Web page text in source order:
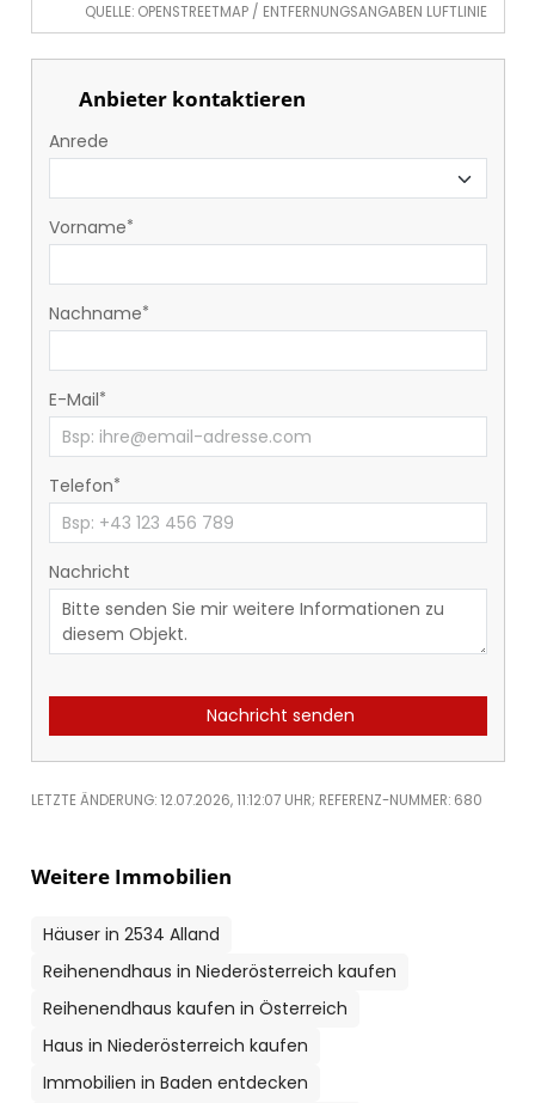
QUELLE: OPENSTREETMAP / ENTFERNUNGSANGABEN LUFTLINIE
Anbieter kontaktieren
Anrede
Vorname
Nachname
E-Mail
Telefon
Nachricht
Nachricht senden
LETZTE ÄNDERUNG: 12.07.2026, 11:12:07 UHR; REFERENZ-NUMMER: 680
Weitere Immobilien
Häuser in 2534 Alland
Reihenendhaus in Niederösterreich kaufen
Reihenendhaus kaufen in Österreich
Haus in Niederösterreich kaufen
Immobilien in Baden entdecken